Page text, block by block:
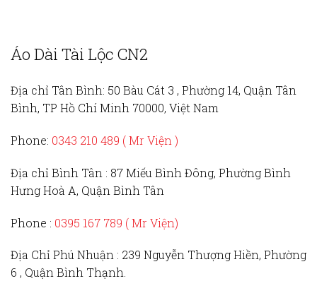
Áo Dài Tài Lộc CN2
Địa chỉ Tân Bình: 50 Bàu Cát 3 , Phường 14, Quận Tân
Bình, TP Hồ Chí Minh 70000, Việt Nam
Phone: 0343 210 489 ( Mr Viện )
Địa chỉ Bình Tân : 87 Miếu Bình Đông, Phường Bình
Hưng Hoà A, Quận Bình Tân
Phone : 0395 167 789 ( Mr Viện)
Địa Chỉ Phú Nhuận : 239 Nguyễn Thượng Hiền, Phường
6 , Quận Bình Thạnh.